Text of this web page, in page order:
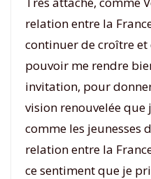
relation entre la
continuer de croître et
pouvoir me rendre
invitation, pour
vision renouvelée que
comme les jeunesses
relation entre la
ce sentiment que je